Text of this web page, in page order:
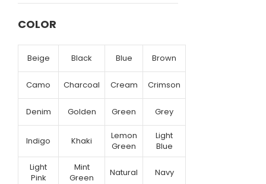
COLOR
Beige Black Blue Brown
Camo Charcoal Cream Crimson
Denim Golden Green Grey
Indigo Khaki
Lemon
Green
Light
Blue
Light
Pink
Mint
Green
Natural Navy